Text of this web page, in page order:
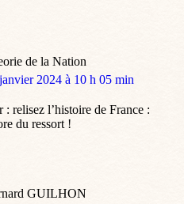
de la Nation
2024 à 10 h 05 min
: relisez l’histoire de France :
du ressort !
GUILHON